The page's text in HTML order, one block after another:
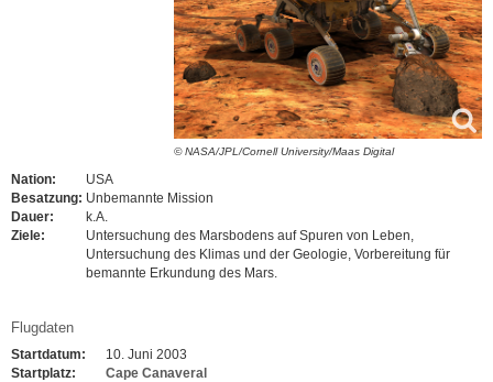
© NASA/JPL/Cornell University/Maas Digital
Nation:
USA
Besatzung: Unbemannte Mission
Dauer:
k.A.
Ziele:
Untersuchung des Marsbodens auf Spuren von Leben,
Untersuchung des Klimas und der Geologie, Vorbereitung für
bemannte Erkundung des Mars.
Flugdaten
Startdatum:
10. Juni 2003
Startplatz:
Cape Canaveral